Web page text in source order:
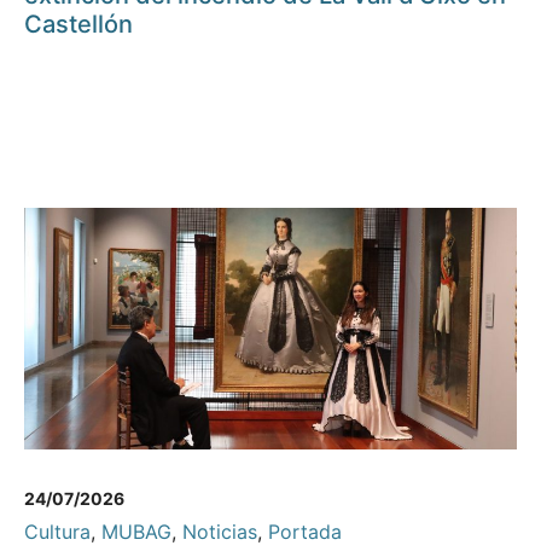
Castellón
24/07/2026
Cultura, MUBAG, Noticias, Portada